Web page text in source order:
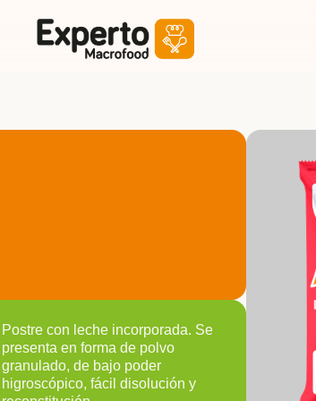
Postre con leche incorporada. Se
presenta en forma de polvo
granulado, de bajo poder
higroscópico, fácil disolución y